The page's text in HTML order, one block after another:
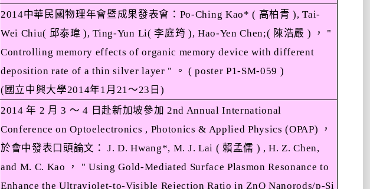
2014中華民國物理年會暨成果發表會： Po-Ching Kao* ( 高柏青 ), Tai-
Wei Chiu( 邱泰瑋 ), Ting-Yun Li(李庭筠 ), Hao-Yen Chen;( 陳浩嚴 ) ，
"
Controlling memory effects of organic memory device with different
deposition rate of a thin silver layer "
。 ( poster P1-SM-059 )
( 國立中興大學2014年1月 21～23 日 )
2014年 2 月 3 ～ 4 日赴新加坡參加 2nd Annual International
Conference on Optoelectronics , Photonics & Applied Physics (OPAP)
，
於會中發表口頭論文：
J. D. Hwang*, M. J. Lai ( 賴孟儒 ) , H. Z. Chen,
and M. C. Kao
，
" Using Gold-Mediated Surface Plasmon Resonance to
Enhance the Ultraviolet-to-Visible Rejection Ratio in ZnO Nanorods/p-Si